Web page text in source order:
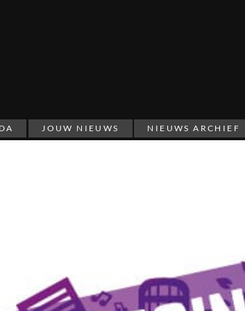
JOUW NIEUWS NIEUWS ARCHIEF